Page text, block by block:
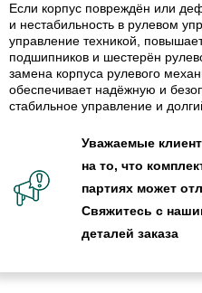
Если корпус повреждён или
и нестабильность в рулевом
управление техникой,
подшипников и шестерён
замена корпуса рулевого
обеспечивает надёжную и
стабильное управление и
Уважаемые
на то, что
партиях может
Свяжитесь с
деталей заказа